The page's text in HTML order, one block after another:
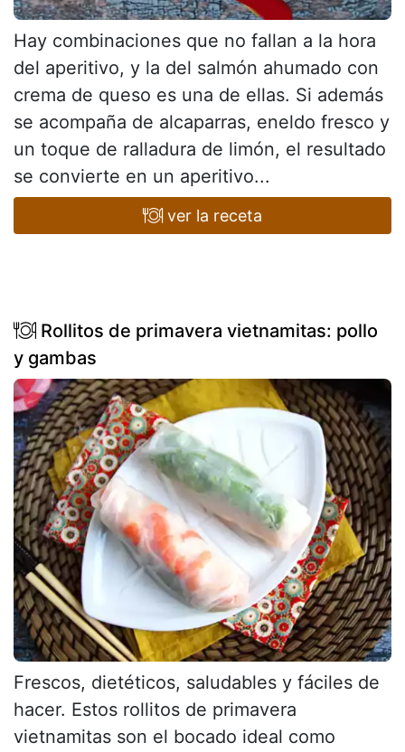
Hay combinaciones que no fallan a la hora
del aperitivo, y la del salmón ahumado con
crema de queso es una de ellas. Si además
se acompaña de alcaparras, eneldo fresco y
un toque de ralladura de limón, el resultado
se convierte en un aperitivo...
ver la receta
Rollitos de primavera vietnamitas: pollo
y gambas
Frescos, dietéticos, saludables y fáciles de
hacer. Estos rollitos de primavera
vietnamitas son el bocado ideal como